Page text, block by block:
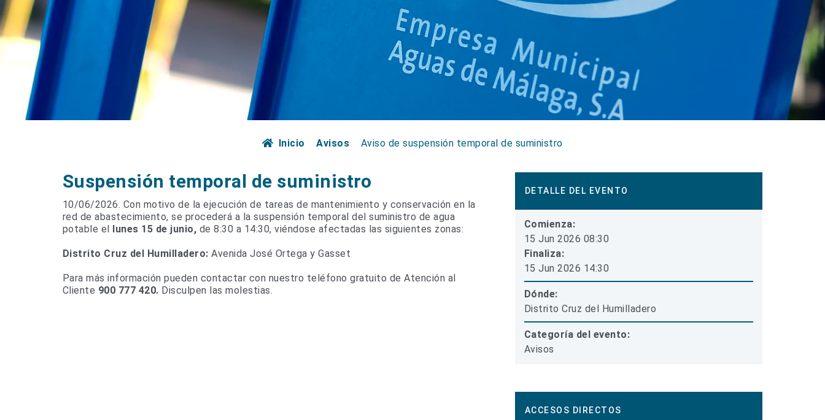
Inicio Avisos Aviso de suspensión temporal de suministro
Suspensión temporal de suministro
10/06/2026. Con motivo de la ejecución de tareas de mantenimiento y conservación en la
red de abastecimiento, se procederá a la suspensión temporal del suministro de agua
potable el lunes 15 de junio, de 8:30 a 14:30, viéndose afectadas las siguientes zonas:
Distrito Cruz del Humilladero: Avenida José Ortega y Gasset
Para más información pueden contactar con nuestro teléfono gratuito de Atención al
Cliente 900 777 420. Disculpen las molestias.
DETALLE DEL EVENTO
Comienza:
15 Jun 2026 08:30
Finaliza:
15 Jun 2026 14:30
Dónde:
Distrito Cruz del Humilladero
Categoría del evento:
Avisos
ACCESOS DIRECTOS